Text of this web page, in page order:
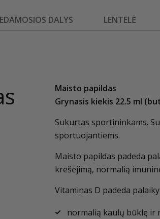
DALYS LENTELĖ
Maisto papildas
Grynasis kiekis 22.5 ml
Sukurtas sportininkams.
sportuojantiems.
Maisto papildas padeda
krešėjimą, normalią
Vitaminas D padeda
normalią kaulų būklę ir